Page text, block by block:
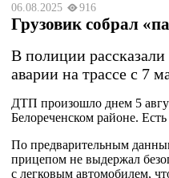
06.08.2025 916
Грузовик собрал
В полиции
аварии на трассе с 7
ДТП произошло днем 5
Белореченском районе. Есть
По предварительным
прицепом не выдержал
с легковым автомобилем,